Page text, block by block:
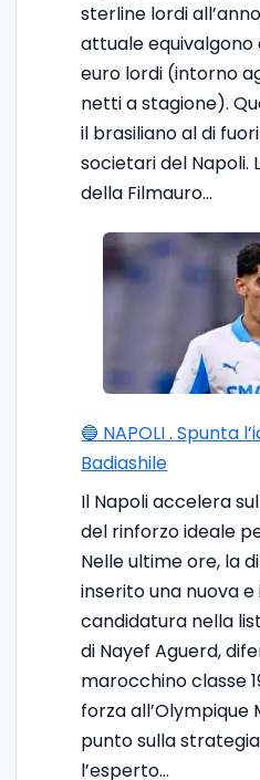
sterline lordi
attuale equivalgono
euro lordi (intorno
netti a stagione).
il brasiliano al di
societari del Napoli.
della Filmauro…
🔵 NAPOLI . Spunta
Badiashile
Il Napoli accelera
del rinforzo ideale
Nelle ultime ore, la
inserito una nuova
candidatura nella
di Nayef Aguerd,
marocchino classe
forza all’Olympique
punto sulla
l’esperto…